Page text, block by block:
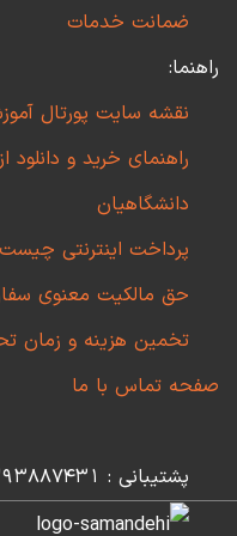
ضمانت خدمات
راهنما:
نقشه سایت پورتال
راهنمای خرید و
دانشگاهیان
پرداخت اینترنتی
حق مالکیت معنوی
تخمین هزینه و زمان
صفحه تماس با ما
پشتیبانی : 09393887431